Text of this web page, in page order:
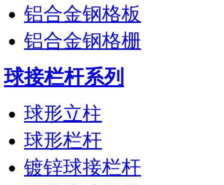
铝合金钢格板
铝合金钢格栅
球接栏杆系列
球形立柱
球形栏杆
镀锌球接栏杆